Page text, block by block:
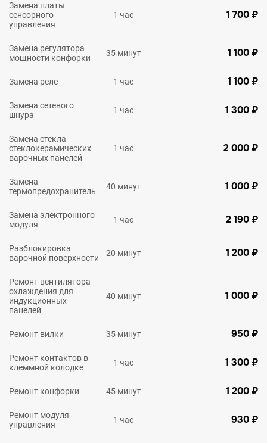
Замена платы
сенсорного
управления
1 час 1 700 ₽
Замена регулятора
мощности конфорки
35 минут 1 100 ₽
Замена реле 1 час 1 100 ₽
Замена сетевого
шнура
1 час 1 300 ₽
Замена стекла
стеклокерамических
варочных панелей
1 час 2 000 ₽
Замена
термопредохранитель
40 минут 1 000 ₽
Замена электронного
модуля
1 час 2 190 ₽
Разблокировка
варочной поверхности
20 минут 1 200 ₽
Ремонт вентилятора
охлаждения для
индукционных
панелей
40 минут 1 000 ₽
Ремонт вилки 35 минут 950 ₽
Ремонт контактов в
клеммной колодке
1 час 1 300 ₽
Ремонт конфорки 45 минут 1 200 ₽
Ремонт модуля
управления
1 час 930 ₽